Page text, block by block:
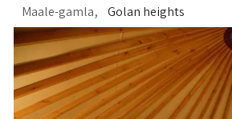
Maale-gamla, Golan heights